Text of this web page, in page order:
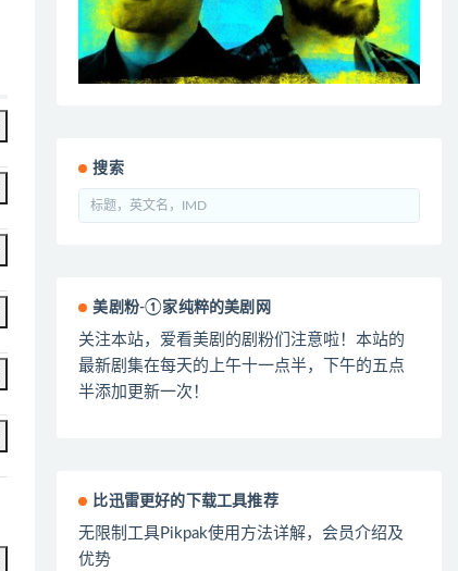
搜索
美剧粉-①家纯粹的美剧网
关注本站，爱看美剧的剧粉们注意啦！本站的
最新剧集在每天的上午十一点半，下午的五点
半添加更新一次！
比迅雷更好的下载工具推荐
无限制工具Pikpak使用方法详解，会员介绍及
优势